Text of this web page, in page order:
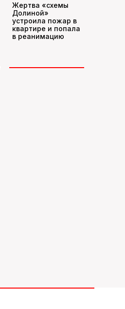
Жертва «схемы
Долиной»
устроила пожар в
квартире и попала
в реанимацию